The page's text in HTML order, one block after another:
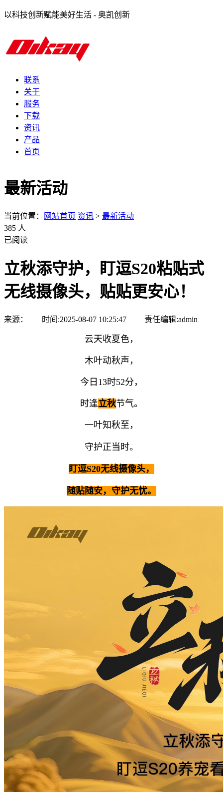
以科技创新赋能美好生活 - 奥凯创新
联系
关于
服务
下载
资讯
产品
首页
最新活动
当前位置： 网站首页 资讯 > 最新活动
385 人
已阅读
立秋添守护，盯逗S20粘贴式
无线摄像头，贴贴更安心！
来源： 时间:2025-08-07 10:25:47 责任编辑:admin
云天收夏色，
木叶动秋声，
今日 13时52分，
时逢立秋节气。
一叶知秋至，
守护正当时。
盯逗S20无线摄像头，
随贴随安，守护无忧。